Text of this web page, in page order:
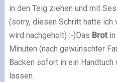
in den Teig ziehen und mit
(sorry, diesen Schritt hatte
wird nachgeholt) :-)Das Brotin
Minuten (nach gewünschter
Backen sofort in ein Handtuch
lassen.